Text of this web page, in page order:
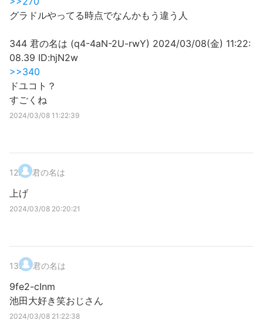
グラドルやってる時点でなんかもう違う人
344 君の名は (q4-4aN-2U-rwY) 2024/03/08(金) 11:22:
08.39 ID:hjN2w
>>340
ドユコト？
すごくね
2024/03/08 11:22:39
12. 君の名は
上げ
2024/03/08 20:20:21
13. 君の名は
9fe2-cInm
池田大好き笑おじさん
2024/03/08 21:22:38